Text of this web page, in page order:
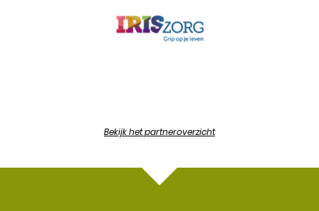
Bekijk het partneroverzicht